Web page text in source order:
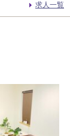
求人一覧